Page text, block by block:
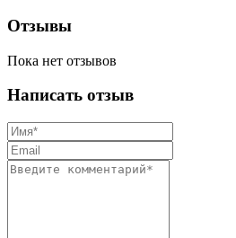
Отзывы
Пока нет отзывов
Написать отзыв